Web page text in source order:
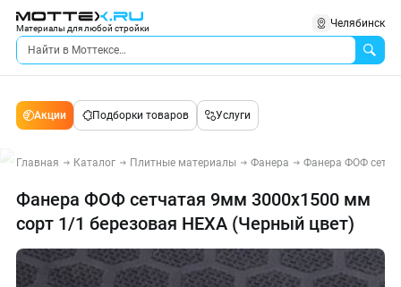
Материалы для любой стройки Челябинск
Акции Подборки товаров Услуги
Главная Каталог Плитные материалы Фанера Фанера ФОФ
Фанера ФОФ сетчатая 9мм 3000х1500 мм
сорт 1/1 березовая HEXA (Черный цвет)